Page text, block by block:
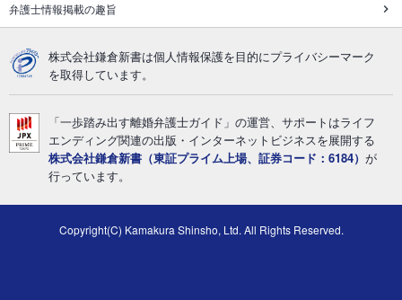
弁護士情報掲載の趣旨
株式会社鎌倉新書は個人情報保護を目的にプライバシーマーク
を取得しています。
「一歩踏み出す離婚弁護士ガイド」の運営、サポートはライフ
エンディング関連の出版・インターネットビジネスを展開する
株式会社鎌倉新書（東証プライム上場、証券コード：6184） が
行っています。
Copyright(C) Kamakura Shinsho, Ltd. All Rights Reserved.